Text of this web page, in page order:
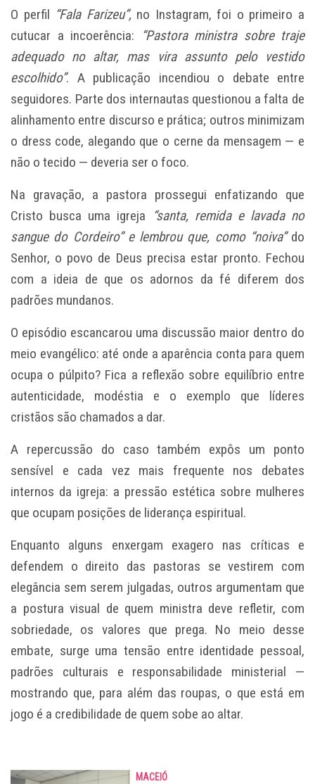
O perfil “Fala Farizeu”,no Instagram, foi o primeiro a
cutucar a incoerência: “Pastora ministra sobre traje
adequado no altar, mas vira assunto pelo vestido
escolhido”. A publicação incendiou o debate entre
seguidores. Parte dos internautas questionou a falta de
alinhamento entre discurso e prática; outros minimizam
o dress code, alegando que o cerne da mensagem — e
não o tecido — deveria ser o foco.
Na gravação, a pastora prossegui enfatizando que
Cristo busca uma igreja
“santa, remida e lavada no
sangue do Cordeiro” e lembrou que, como “noiva”do
Senhor, o povo de Deus precisa estar pronto. Fechou
com a ideia de que os adornos da fé diferem dos
padrões mundanos.
O episódio escancarou uma discussão maior dentro do
meio evangélico: até onde a aparência conta para quem
ocupa o púlpito? Fica a reflexão sobre equilíbrio entre
autenticidade, modéstia e o exemplo que líderes
cristãos são chamados a dar.
A repercussão do caso também expôs um ponto
sensível e cada vez mais frequente nos debates
internos da igreja: a pressão estética sobre mulheres
que ocupam posições de liderança espiritual.
Enquanto alguns enxergam exagero nas críticas e
defendem o direito das pastoras se vestirem com
elegância sem serem julgadas, outros argumentam que
a postura visual de quem ministra deve refletir, com
sobriedade, os valores que prega. No meio desse
embate, surge uma tensão entre identidade pessoal,
padrões culturais e responsabilidade ministerial —
mostrando que, para além das roupas, o que está em
jogo é a credibilidade de quem sobe ao altar.
MACEIÓ